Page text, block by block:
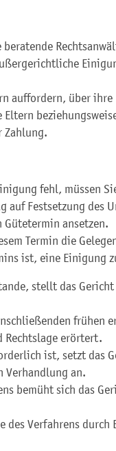
auffordern, über
Eltern
Zahlung.
fehl, müssen
auf Festsetzung des
Gütetermin ansetzen.
Termin die
ist, eine Einigung
stellt das
frühen
Rechtslage erörtert.
ist, setzt das
Verhandlung an.
bemüht sich das
des Verfahrens durch